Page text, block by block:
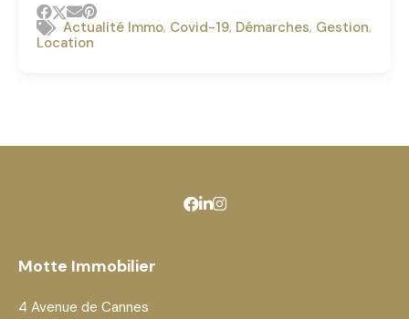
Actualité Immo, Covid-19, Démarches, Gestion,
Location
Motte Immobilier
4 Avenue de Cannes